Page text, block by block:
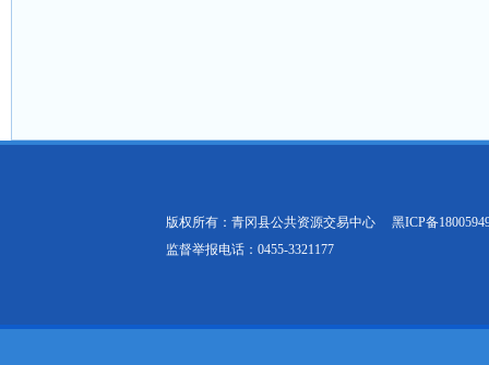
版权所有：青冈县公共资源交易中心 黑ICP备
监督举报电话：0455-3321177